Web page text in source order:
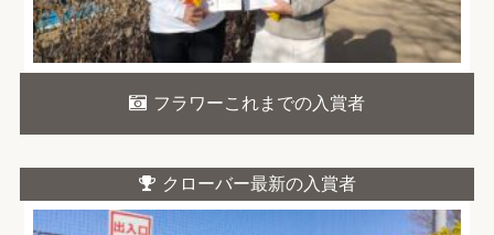
フラワーこれまでの入賞者
クローバー最新の入賞者